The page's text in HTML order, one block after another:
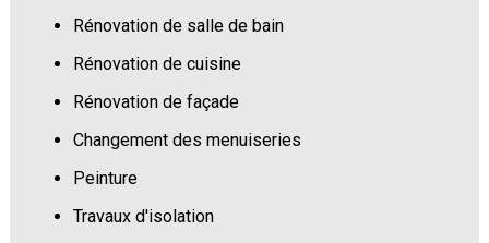
Rénovation de salle de bain
Rénovation de cuisine
Rénovation de façade
Changement des menuiseries
Peinture
Travaux d'isolation